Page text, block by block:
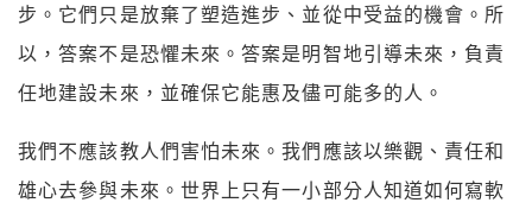
步。它們只是放棄了塑造進步、並從中受益的機會。所
以，答案不是恐懼未來。答案是明智地引導未來，負責
任地建設未來，並確保它能惠及儘可能多的人。
我們不應該教人們害怕未來。我們應該以樂觀、責任和
雄心去參與未來。世界上只有一小部分人知道如何寫軟